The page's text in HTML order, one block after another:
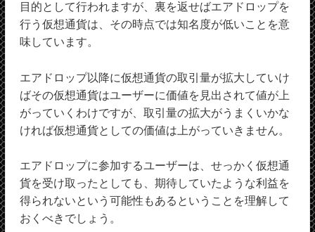
目的として行われますが、裏を返せばエアドロップを
行う仮想通貨は、その時点では知名度が低いことを意
味しています。
エアドロップ以降に仮想通貨の取引量が拡大していけ
ばその仮想通貨はユーザーに価値を見出されて値が上
がっていくわけですが、取引量の拡大がうまくいかな
ければ仮想通貨としての価値は上がっていきません。
エアドロップに参加するユーザーは、せっかく仮想通
貨を受け取ったとしても、期待していたような利益を
得られないという可能性もあるということを理解して
おくべきでしょう。